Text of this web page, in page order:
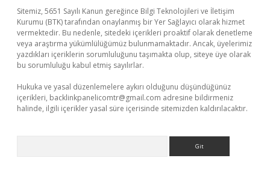
Sitemiz, 5651 Sayılı Kanun gereğince Bilgi Teknolojileri ve İletişim
Kurumu (BTK) tarafından onaylanmış bir Yer Sağlayıcı olarak hizmet
vermektedir. Bu nedenle, sitedeki içerikleri proaktif olarak denetleme
veya araştırma yükümlülüğümüz bulunmamaktadır. Ancak, üyelerimiz
yazdıkları içeriklerin sorumluluğunu taşımakta olup, siteye üye olarak
bu sorumluluğu kabul etmiş sayılırlar.
Hukuka ve yasal düzenlemelere aykırı olduğunu düşündüğünüz
içerikleri, backlinkpanelicomtr@gmail.com adresine bildirmeniz
halinde, ilgili içerikler yasal süre içerisinde sitemizden kaldırılacaktır.